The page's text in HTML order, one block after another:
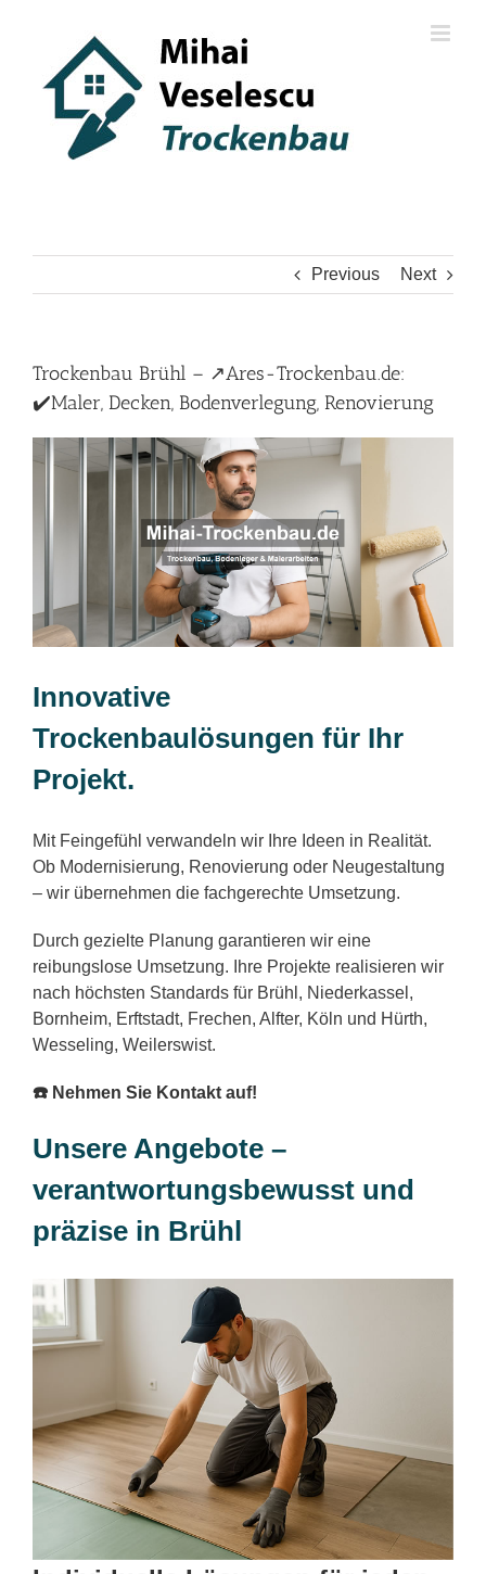
Previous Next
Trockenbau Brühl – ↗️Ares-Trockenbau.de:
✔️Maler, Decken, Bodenverlegung, Renovierung
Innovative
Trockenbaulösungen für Ihr
Projekt.
Mit Feingefühl verwandeln wir Ihre Ideen in Realität.
Ob Modernisierung, Renovierung oder Neugestaltung
– wir übernehmen die fachgerechte Umsetzung.
Durch gezielte Planung garantieren wir eine
reibungslose Umsetzung. Ihre Projekte realisieren wir
nach höchsten Standards für Brühl, Niederkassel,
Bornheim, Erftstadt, Frechen, Alfter, Köln und Hürth,
Wesseling, Weilerswist.
☎️ Nehmen Sie Kontakt auf!
Unsere Angebote –
verantwortungsbewusst und
präzise in Brühl